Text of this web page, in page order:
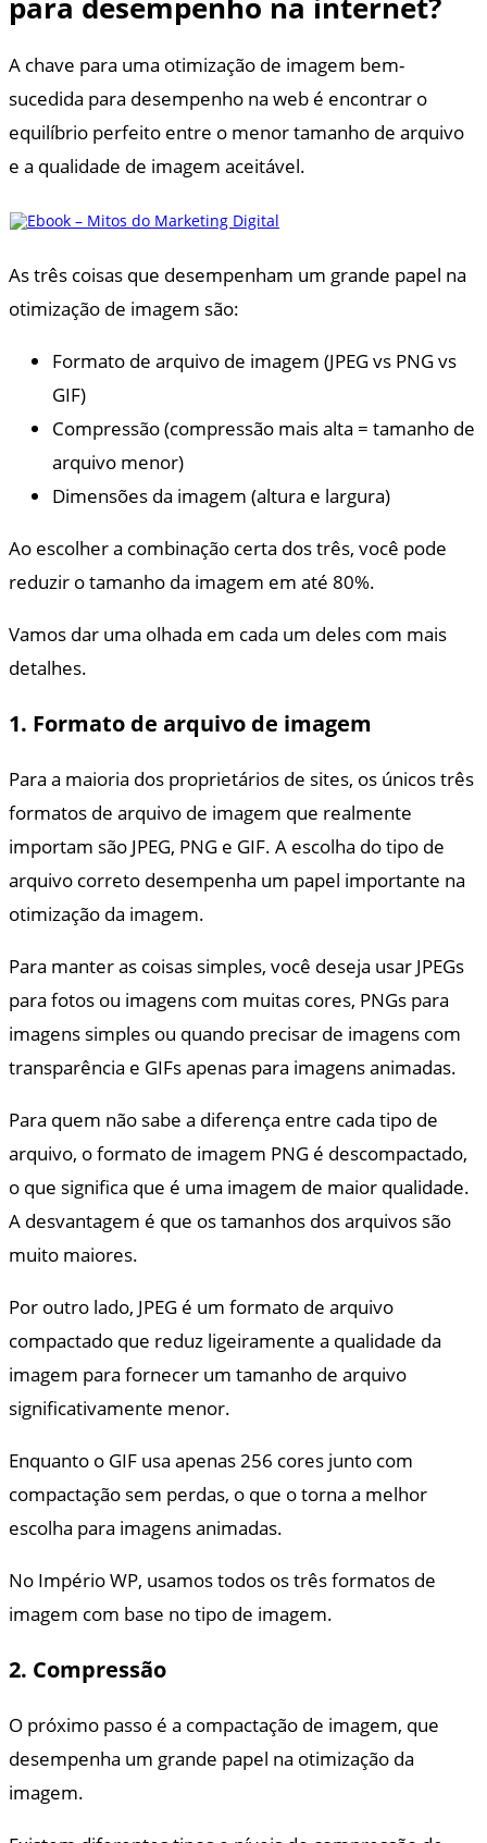
A chave para uma otimização de imagem bem-
sucedida para desempenho na web é encontrar o
equilíbrio perfeito entre o menor tamanho de arquivo
e a qualidade de imagem aceitável.
As três coisas que desempenham um grande papel na
otimização de imagem são:
Formato de arquivo de imagem (JPEG vs PNG vs
GIF)
Compressão (compressão mais alta = tamanho de
arquivo menor)
Dimensões da imagem (altura e largura)
Ao escolher a combinação certa dos três, você pode
reduzir o tamanho da imagem em até 80%.
Vamos dar uma olhada em cada um deles com mais
detalhes.
1. Formato de arquivo de imagem
Para a maioria dos proprietários de sites, os únicos três
formatos de arquivo de imagem que realmente
importam são JPEG, PNG e GIF. A escolha do tipo de
arquivo correto desempenha um papel importante na
otimização da imagem.
Para manter as coisas simples, você deseja usar JPEGs
para fotos ou imagens com muitas cores, PNGs para
imagens simples ou quando precisar de imagens com
transparência e GIFs apenas para imagens animadas.
Para quem não sabe a diferença entre cada tipo de
arquivo, o formato de imagem PNG é descompactado,
o que significa que é uma imagem de maior qualidade.
A desvantagem é que os tamanhos dos arquivos são
muito maiores.
Por outro lado, JPEG é um formato de arquivo
compactado que reduz ligeiramente a qualidade da
imagem para fornecer um tamanho de arquivo
significativamente menor.
Enquanto o GIF usa apenas 256 cores junto com
compactação sem perdas, o que o torna a melhor
escolha para imagens animadas.
No Império WP, usamos todos os três formatos de
imagem com base no tipo de imagem.
2. Compressão
O próximo passo é a compactação de imagem, que
desempenha um grande papel na otimização da
imagem.